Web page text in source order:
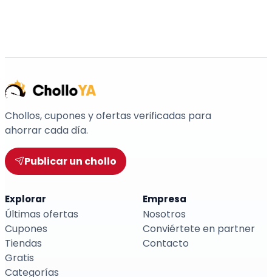
Chollos, cupones y ofertas verificadas para
ahorrar cada día.
Publicar un chollo
Explorar
Últimas ofertas
Cupones
Tiendas
Gratis
Categorías
Empresa
Nosotros
Conviértete en partner
Contacto